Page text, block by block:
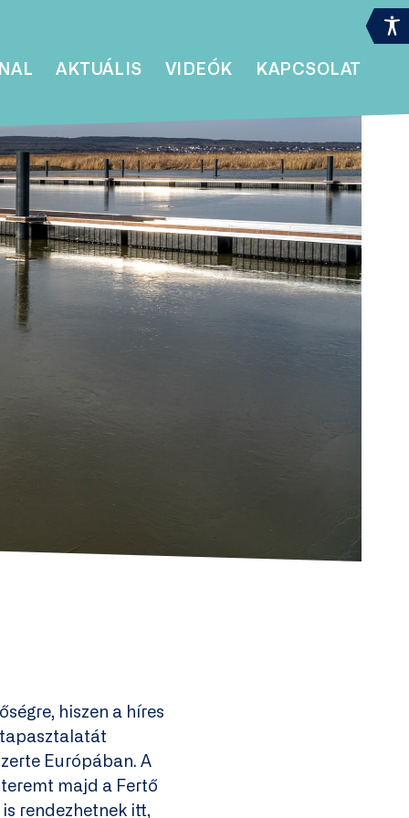
AKTUÁLIS VIDEÓK KAPCSOLAT
hiszen a híres
Európában. A
majd a Fertő
rendezhetnek itt,